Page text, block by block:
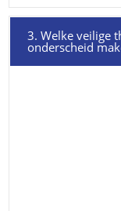
3. Welke veilige
onderscheid